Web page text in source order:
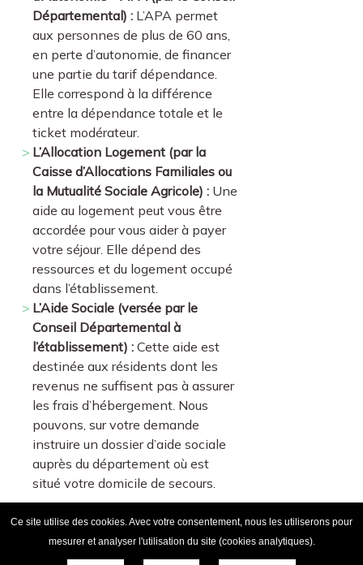
Départemental) : L’APA permet
aux personnes de plus de 60 ans,
en perte d’autonomie, de financer
une partie du tarif dépendance.
Elle correspond à la différence
entre la dépendance totale et le
ticket modérateur.
L’Allocation Logement (par la
Caisse d’Allocations Familiales ou
la Mutualité Sociale Agricole) : Une
aide au logement peut vous être
accordée pour vous aider à payer
votre séjour. Elle dépend des
ressources et du logement occupé
dans l’établissement.
L’Aide Sociale (versée par le
Conseil Départemental à
l’établissement) : Cette aide est
destinée aux résidents dont les
revenus ne suffisent pas à assurer
les frais d’hébergement. Nous
pouvons, sur votre demande
instruire un dossier d’aide sociale
auprès du département où est
situé votre domicile de secours.
© COPYRIGHT2019 MAISON DE RETRAITE ROGER BESSON
SITE RÉALISÉ PAR L'ONPC
ANNUAIRE DU SANITAIRE ET DU SOCIAL
Ce site utilise des cookies. Avec votre consentement, nous les utiliserons pour
mesurer et analyser l'utilisation du site (cookies analytiques).